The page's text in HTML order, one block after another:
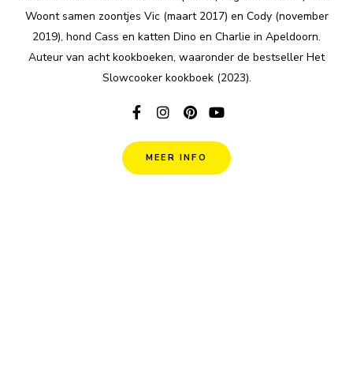
Woont samen zoontjes Vic (maart 2017) en Cody (november
2019), hond Cass en katten Dino en Charlie in Apeldoorn.
Auteur van acht kookboeken, waaronder de bestseller Het
Slowcooker kookboek (2023).
MEER INFO